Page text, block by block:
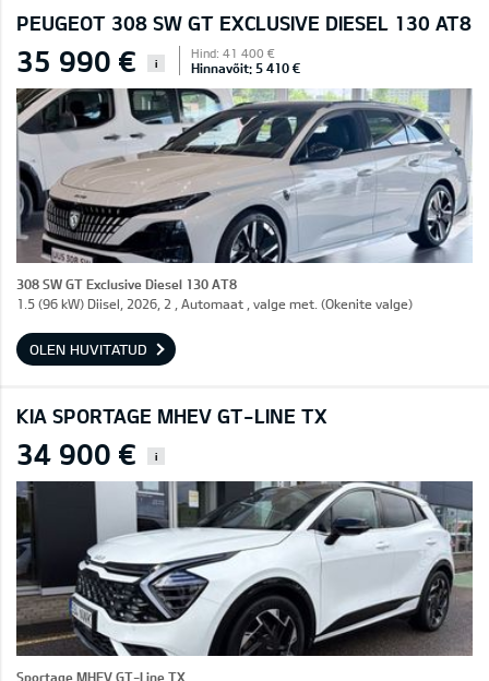
PEUGEOT 308 SW GT EXCLUSIVE DIESEL 130 AT8
35 990 € i
Hind: 41 400 €
Hinnavõit: 5 410 €
308 SW GT Exclusive Diesel 130 AT8
1.5 (96 kW) Diisel, 2026, 2 , Automaat , valge met. (Okenite valge)
OLEN HUVITATUD
KIA SPORTAGE MHEV GT-LINE TX
34 900 € i
Sportage MHEV GT-Line TX